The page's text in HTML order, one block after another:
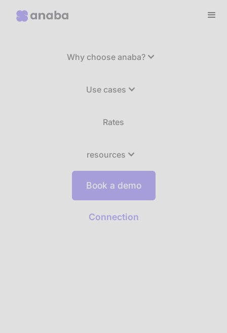
Why choose anaba?
Use cases
Rates
resources
Book a demo
Connection